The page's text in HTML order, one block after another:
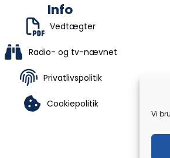
Vi
Info
Vedtægter
Radio- og tv-nævnet
Privatlivspolitik
Cookiepolitik